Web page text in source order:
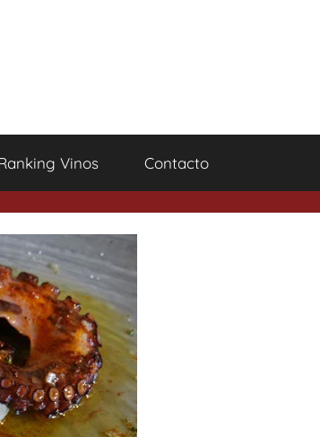
Vinos Contacto